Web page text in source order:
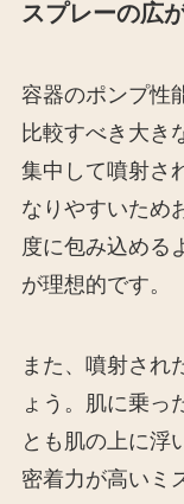
スプレーの広
容器のポンプ性
比較すべき大き
集中して噴射さ
なりやすいため
度に包み込める
が理想的です。
また、噴射され
ょう。肌に乗っ
とも肌の上に浮
密着力が高いミ